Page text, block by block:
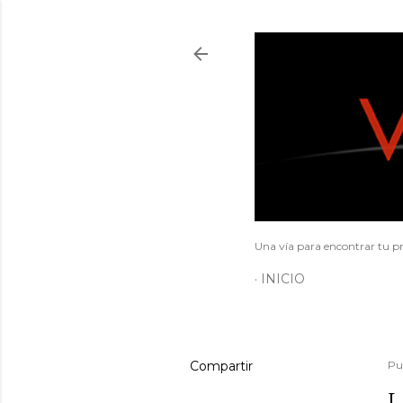
Una vía para encontrar tu
INICIO
Compartir